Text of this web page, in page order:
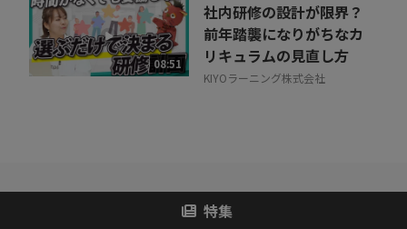
08:51
社内研修の設計が限界？
前年踏襲になりがちなカ
リキュラムの見直し方
KIYOラーニング株式会社
特集